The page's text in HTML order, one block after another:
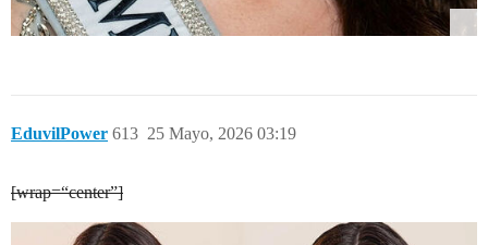
EduvilPower 25 Mayo, 2026 03:19
613
[wrap=“center”]